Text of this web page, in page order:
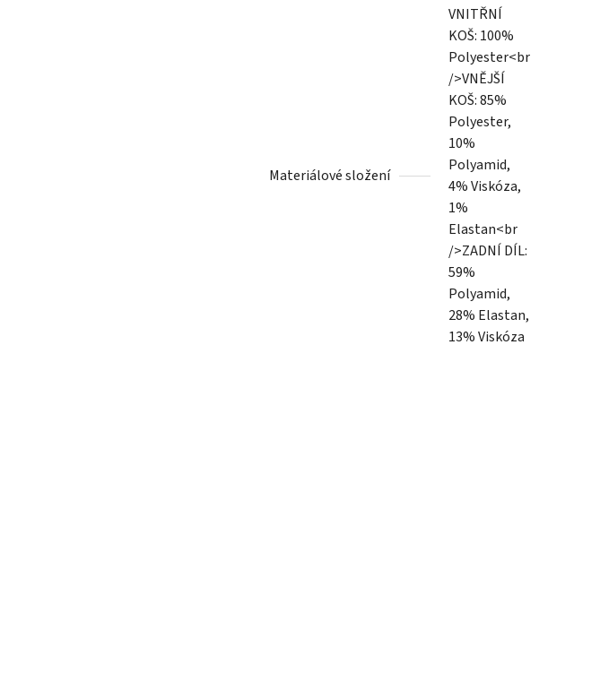
Materiálové složení
VNITŘNÍ
KOŠ: 100%
Polyester<br
/>VNĚJŠÍ
KOŠ: 85%
Polyester,
10%
Polyamid,
4% Viskóza,
1%
Elastan<br
/>ZADNÍ DÍL:
59%
Polyamid,
28% Elastan,
13% Viskóza